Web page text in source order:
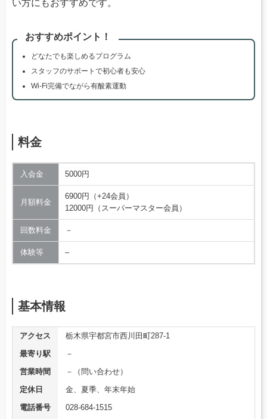
い方にもおすすめです。
おすすめポイント！
どなたでも楽しめるプログラム
スタッフのサポートで初心者も安心
Wi-Fi完備でながら有酸素運動
料金
入会金 5000円
月額料金
6900円（+24会員）
12000円（スーパーマスター会員）
回数料金 －
体験等 –
基本情報
アクセス
栃木県宇都宮市西川田町287-1
最寄り駅
－
営業時間
－（問い合わせ）
定休日
金、夏季、年末年始
電話番号
028-684-1515